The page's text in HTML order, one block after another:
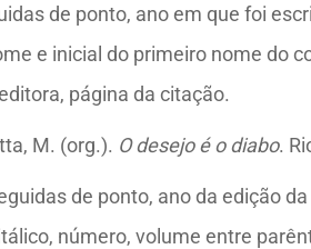
de ponto, ano em que foi
e inicial do primeiro nome do
página da citação.
M. (org.). O desejo é o diabo.
de ponto, ano da edição
número, volume entre